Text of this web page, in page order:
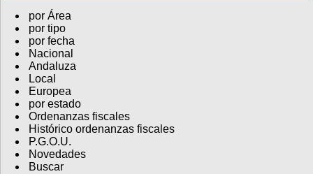
por Área
por tipo
por fecha
Nacional
Andaluza
Local
Europea
por estado
Ordenanzas fiscales
Histórico ordenanzas fiscales
P.G.O.U.
Novedades
Buscar